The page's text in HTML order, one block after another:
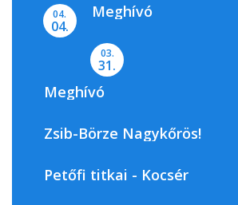
04.
04.
Meghívó
03.
31.
Meghívó
Zsib-Börze Nagykőrös!
Petőfi titkai - Kocsér